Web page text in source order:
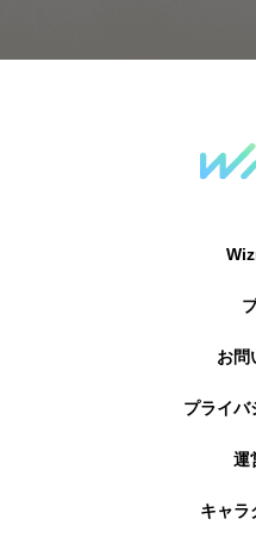
お問
プライバ
運
キャラ